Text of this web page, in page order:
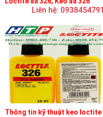
Liên hệ: 0938454791
Thông tin kỹ thuật keo loctite